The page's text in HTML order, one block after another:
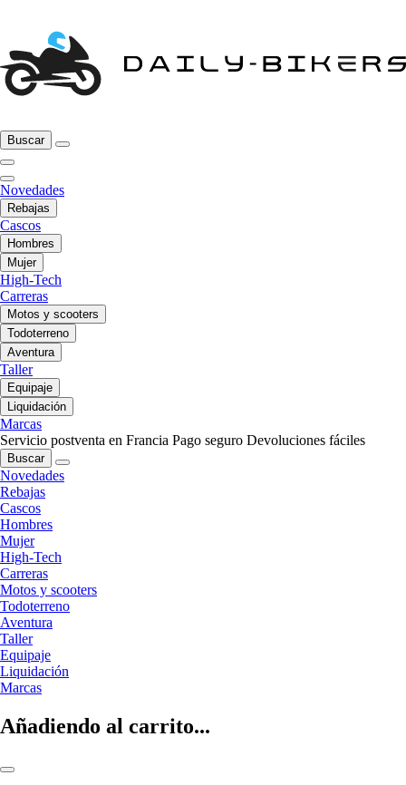
Buscar
Novedades
Rebajas
Cascos
Hombres
Mujer
High-Tech
Carreras
Motos y scooters
Todoterreno
Aventura
Taller
Equipaje
Liquidación
Marcas
Servicio postventa en Francia Pago seguro Devoluciones fáciles
Buscar
Novedades
Rebajas
Cascos
Hombres
Mujer
High-Tech
Carreras
Motos y scooters
Todoterreno
Aventura
Taller
Equipaje
Liquidación
Marcas
Añadiendo al carrito...